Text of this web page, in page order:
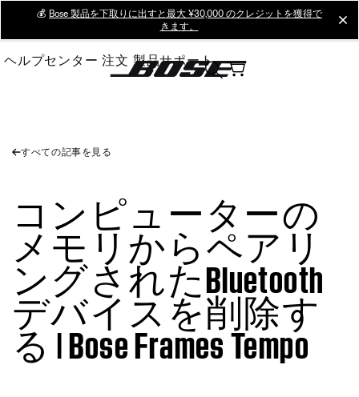
Main
💰 Bose 製品を下取りに出すと最大 ¥30,000 のクレジットを獲得で
きます。
ヘルプセンター 注文 製品サポート
すべての記事を見る
コンピューターの
メモリからペアリ
ングされたBluetooth
デバイスを削除す
る | Bose Frames Tempo